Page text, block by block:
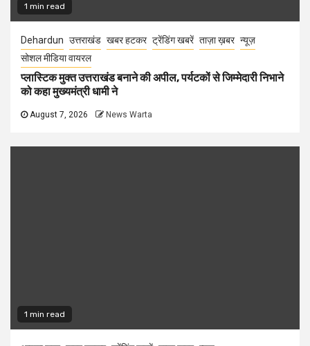
1 min read
Dehardun उत्तराखंड खबर हटकर ट्रेंडिंग खबरें ताज़ा ख़बर न्यूज़
सोशल मीडिया वायरल
प्लास्टिक मुक्त उत्तराखंड बनाने की अपील, पर्यटकों से जिम्मेदारी निभाने
को कहा मुख्यमंत्री धामी ने
August 7, 2026 News Warta
1 min read